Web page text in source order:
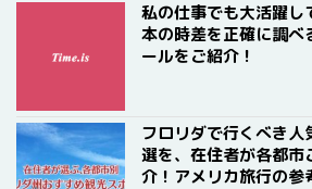
私の仕事でも大活躍し
本の時差を正確に調べ
ールをご紹介！
フロリダで行くべき
選を、在住者が各都市
介！アメリカ旅行の参